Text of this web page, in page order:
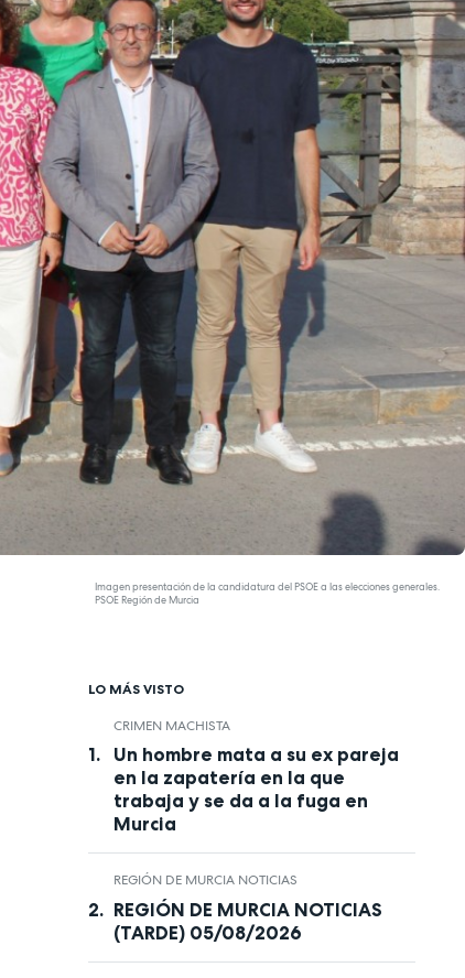
Imagen presentación de la candidatura del PSOE a las elecciones generales.
PSOE Región de Murcia
LO MÁS VISTO
CRIMEN MACHISTA
Un hombre mata a su ex pareja
en la zapatería en la que
trabaja y se da a la fuga en
Murcia
REGIÓN DE MURCIA NOTICIAS
REGIÓN DE MURCIA NOTICIAS
(TARDE) 05/08/2026